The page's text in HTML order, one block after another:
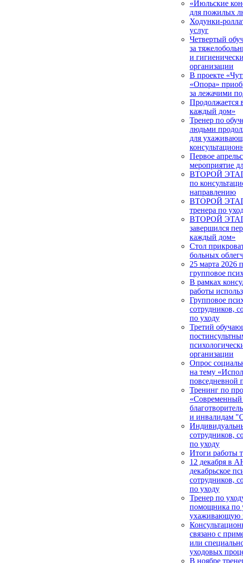
«Июльские
для пожилых
Ходунки-
услуг
Четвертый
за
и
организации
В проекте
«Опора»
за лежачими
Продолжается
каждый дом»
Тренер по
людьми
для
Первое
мероприятие
ВТОРОЙ ЭТАП
по
направлению
ВТОРОЙ ЭТАП
тренера по
ВТОРОЙ ЭТАП
завершился
каждый дом»
Стол
больных
25 марта 2026
групповое
В рамках
работы
Групповое
сотрудников,
по уходу
Третий
организации
Опрос
на тему
повседневной
Тренинг по
и инвалидам
сотрудников,
по уходу
Итоги работы
12 декабря в
декабрьское
сотрудников,
по уходу
Тренер по
помощника по
ухаживающую
связано с
или
уходовых
В ноябре